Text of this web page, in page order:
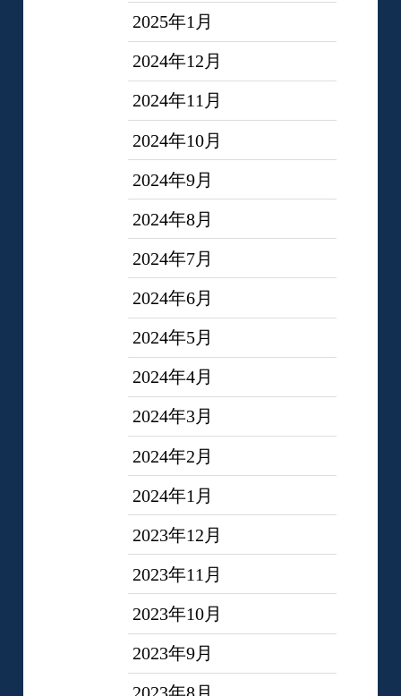
2025年1月
2024年12月
2024年11月
2024年10月
2024年9月
2024年8月
2024年7月
2024年6月
2024年5月
2024年4月
2024年3月
2024年2月
2024年1月
2023年12月
2023年11月
2023年10月
2023年9月